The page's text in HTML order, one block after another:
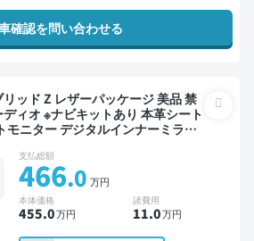
確認を問い合わせる
ド Z レザーパッケージ 美品 禁
ィオ ※ナビキットあり 本革シート
モニター デジタルインナーミラー
ドライブレコーダー 衝突軽減
支払総額
466.0 万円
本体価格
455.0万円
諸費用
11.0万円